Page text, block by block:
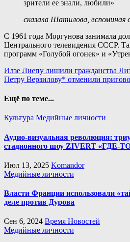
зрители ее знали, любили»
сказала Шатилова, вспоминая
С 1961 года Моргунова занимала
Центрального телевидения СССР.
программ «Голубой огонек» и
Навигация
по
записям
Илзе Лиепу лишили гражданства
Петру Верзилову* отменили
Ещё по теме...
Культура Медийные личности
Аудио-визуальная революция:
стадионного шоу ZIVERT «ГДЕ-
Июл 13, 2025 Komandor
Медийные личности
Власти Франции использовали
деле против Дурова
Сен 6, 2024 Время Новостей
Медийные личности